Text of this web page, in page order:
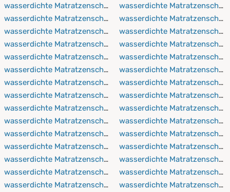
wasserdichte Matratzenschoner 70x220 cm
wasserdichte Matratzenschoner 75x90 cm
wasserdichte Matratzenschoner 75x150 cm
wasserdichte Matratzenschoner 80x160 cm
wasserdichte Matratzenschoner 80x190 cm
wasserdichte Matratzenschoner 80x200 cm
wasserdichte Matratzenschoner 80x210 cm
wasserdichte Matratzenschoner 80x220 cm
wasserdichte Matratzenschoner 90x150 cm
wasserdichte Matratzenschoner 90x190 cm
wasserdichte Matratzenschoner 90x200 cm
wasserdichte Matratzenschoner 90x210 cm
wasserdichte Matratzenschoner 90x220 cm
wasserdichte Matratzenschoner 100x150 cm
wasserdichte Matratzenschoner 100x190 cm
wasserdichte
wasserdichte
wasserdichte
wasserdichte
wasserdichte
wasserdichte
wasserdichte
wasserdichte
wasserdichte
wasserdichte
wasserdichte
wasserdichte
wasserdichte
wasserdichte
wasserdichte